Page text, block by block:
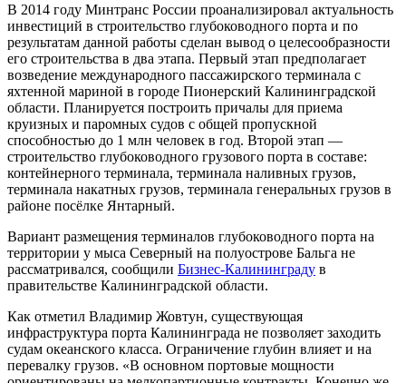
В 2014 году Минтранс России проанализировал актуальность
инвестиций в строительство глубоководного порта и по
результатам данной работы сделан вывод о целесообразности
его строительства в два этапа. Первый этап предполагает
возведение международного пассажирского терминала с
яхтенной мариной в городе Пионерский Калининградской
области. Планируется построить причалы для приема
круизных и паромных судов с общей пропускной
способностью до 1 млн человек в год. Второй этап —
строительство глубоководного грузового порта в составе:
контейнерного терминала, терминала наливных грузов,
терминала накатных грузов, терминала генеральных грузов в
районе посёлке Янтарный.
Вариант размещения терминалов глубоководного порта на
территории у мыса Северный на полуострове Бальга не
рассматривался, сообщили Бизнес-Калининграду в
правительстве Калининградской области.
Как отметил Владимир Жовтун, существующая
инфраструктура порта Калининграда не позволяет заходить
судам океанского класса. Ограничение глубин влияет и на
перевалку грузов. «В основном портовые мощности